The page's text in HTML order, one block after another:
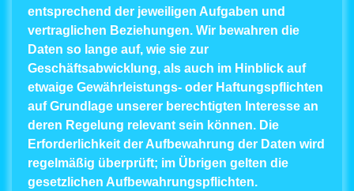
entsprechend der jeweiligen Aufgaben und
vertraglichen Beziehungen. Wir bewahren die
Daten so lange auf, wie sie zur
Geschäftsabwicklung, als auch im Hinblick auf
etwaige Gewährleistungs- oder Haftungspflichten
auf Grundlage unserer berechtigten Interesse an
deren Regelung relevant sein können. Die
Erforderlichkeit der Aufbewahrung der Daten wird
regelmäßig überprüft; im Übrigen gelten die
gesetzlichen Aufbewahrungspflichten.